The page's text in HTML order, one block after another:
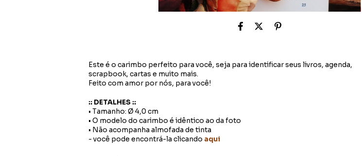
Este é o carimbo perfeito para você, seja para identificar seus livros, agenda,
scrapbook, cartas e muito mais.
Feito com amor por nós, para você!
:: DETALHES ::
• Tamanho: Ø 4,0 cm
• O modelo do carimbo é idêntico ao da foto
• Não acompanha almofada de tinta
- você pode encontrá-la clicando aqui